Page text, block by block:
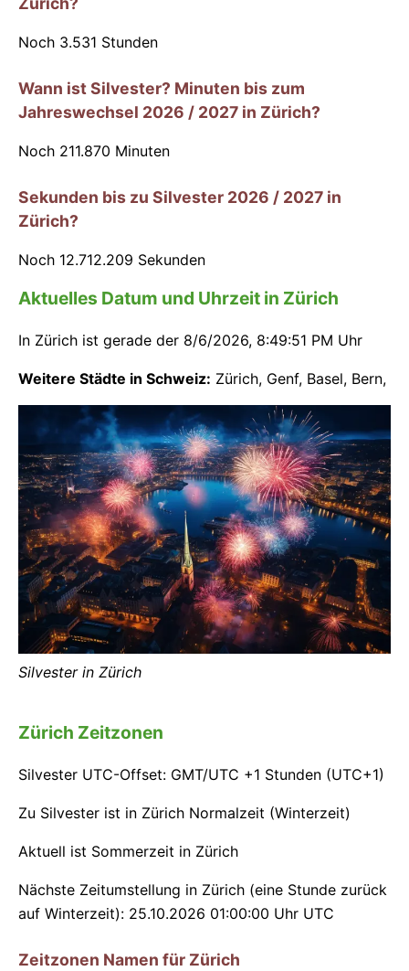
Noch 3.531 Stunden
Wann ist Silvester? Minuten bis zum
Jahreswechsel 2026 / 2027 in Zürich?
Noch 211.870 Minuten
Sekunden bis zu Silvester 2026 / 2027 in
Zürich?
Noch 12.712.208 Sekunden
Aktuelles Datum und Uhrzeit in Zürich
In Zürich ist gerade der 8/6/2026, 8:49:52 PM Uhr
Weitere Städte in Schweiz: Zürich, Genf, Basel, Bern,
Silvester in Zürich
Zürich Zeitzonen
Silvester UTC-Offset: GMT/UTC +1 Stunden (UTC+1)
Zu Silvester ist in Zürich Normalzeit (Winterzeit)
Aktuell ist Sommerzeit in Zürich
Nächste Zeitumstellung in Zürich (eine Stunde zurück
auf Winterzeit): 25.10.2026 01:00:00 Uhr UTC
Zeitzonen Namen für Zürich